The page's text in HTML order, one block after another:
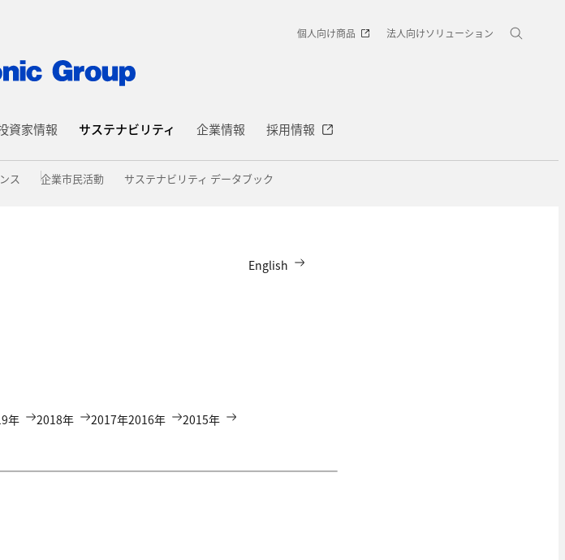
資家情報 サステナビリティ 企業情報 採用情報
個人向け商品 法人向けソリューション
ス 企業市民活動 サステナビリティ データブック
English
年 2018年 2017年2016年 2015年